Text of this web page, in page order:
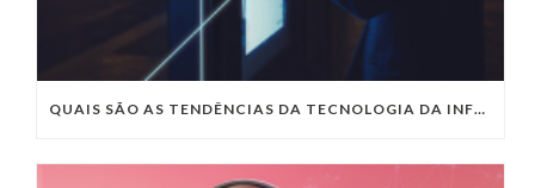
QUAIS SÃO AS TENDÊNCIAS DA TECNOLOGIA DA INFORMAÇÃO PARA 2023?